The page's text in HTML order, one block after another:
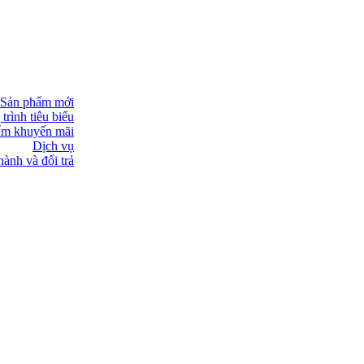
Sản phẩm mới
trình tiêu biểu
khuyến mãi
Dịch vụ
và đổi trả